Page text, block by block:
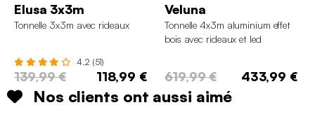
Elusa 3x3m
Tonnelle 3x3m avec rideaux
4.2 (51)
139,99 € 118,99 €
Veluna
Tonnelle 4x3m aluminium effet
bois avec rideaux et led
619,99 € 433,99 €
Nos clients ont aussi aimé